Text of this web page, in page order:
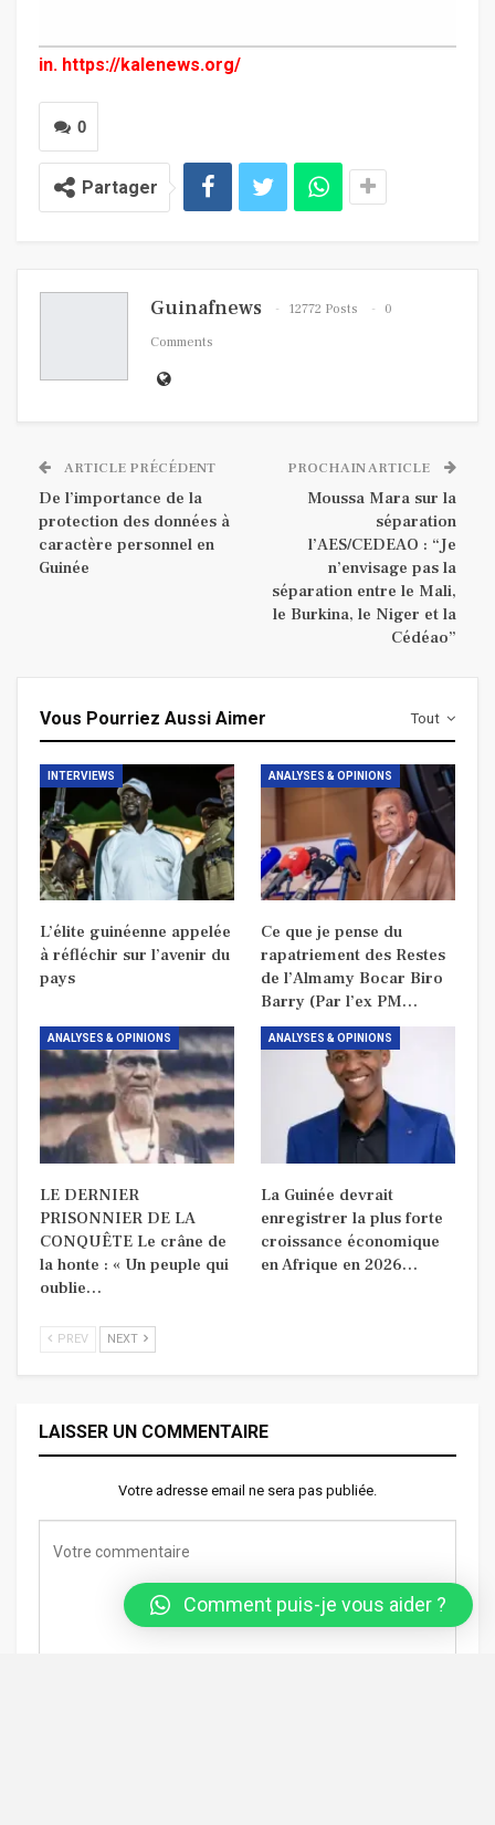
in. https://kalenews.org/
0
Partager
Guinafnews 12772 Posts
0
Comments
ARTICLE PRÉCÉDENT
De l’importance de la
protection des données à
caractère personnel en
Guinée
PROCHAIN ARTICLE
Moussa Mara sur la
séparation
l’AES/CEDEAO : “Je
n’envisage pas la
séparation entre le Mali,
le Burkina, le Niger et la
Cédéao”
Tout
Vous Pourriez Aussi Aimer
INTERVIEWS
L’élite guinéenne appelée
à réfléchir sur l’avenir du
pays
ANALYSES & OPINIONS
Ce que je pense du
rapatriement des Restes
de l’Almamy Bocar Biro
Barry (Par l’ex PM…
ANALYSES & OPINIONS
LE DERNIER
PRISONNIER DE LA
CONQUÊTE Le crâne de
la honte : « Un peuple qui
oublie…
ANALYSES & OPINIONS
La Guinée devrait
enregistrer la plus forte
croissance économique
en Afrique en 2026…
PREV NEXT
LAISSER UN COMMENTAIRE
Votre adresse email ne sera pas publiée.
Comment puis-je vous aider ?